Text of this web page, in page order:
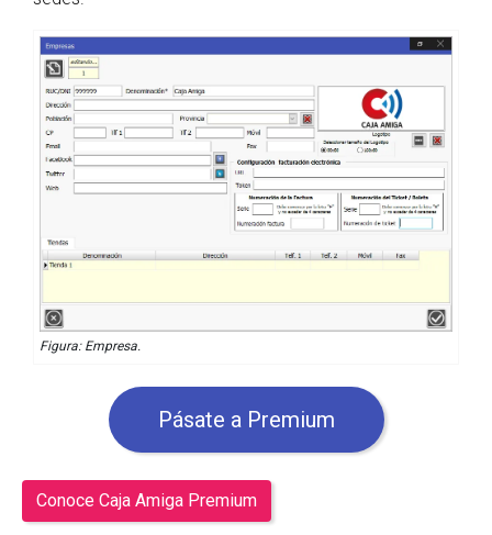
Figura: Empresa.
Pásate a Premium
Conoce Caja Amiga Premium